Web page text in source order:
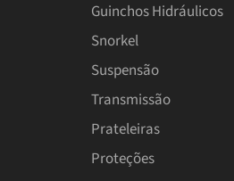
Guinchos Hidráulicos
Snorkel
Suspensão
Transmissão
Prateleiras
Proteções